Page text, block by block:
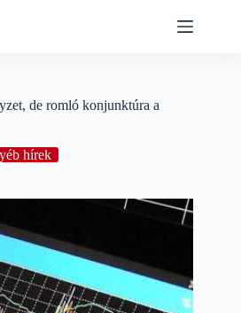
de romló konjunktúra a
hírek